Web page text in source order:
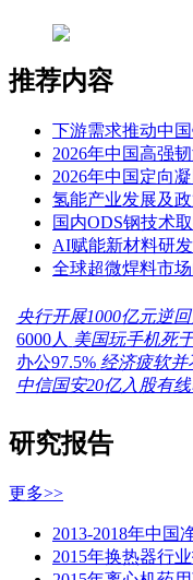
推荐内容
下游需求推动中
2026年中国高强
2026年中国定向
氢能产业发展及
国内ODS钢技术
AI赋能新材料研
全球超微焊料市
央行开展1000亿元逆
6000人 美国玩手机死
办公97.5% 经济疲软并
中信国安20亿入股有
研究报告
更多>>
2013-2018年中国
2015年换热器行